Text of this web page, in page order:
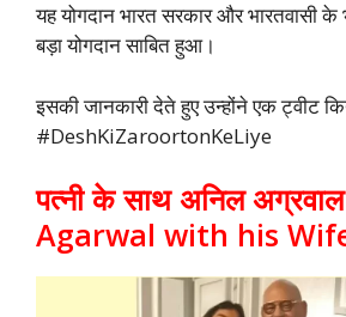
यह योगदान भारत सरकार और भारतवासी के
बड़ा योगदान साबित हुआ।
इसकी जानकारी देते हुए उन्होंने एक ट्वीट
#DeshKiZaroortonKeLiye
पत्नी के साथ अनिल
Agarwal with his